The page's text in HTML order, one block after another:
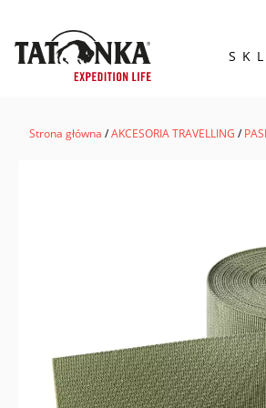
Strona główna /AKCESORIA TRAVELLING /